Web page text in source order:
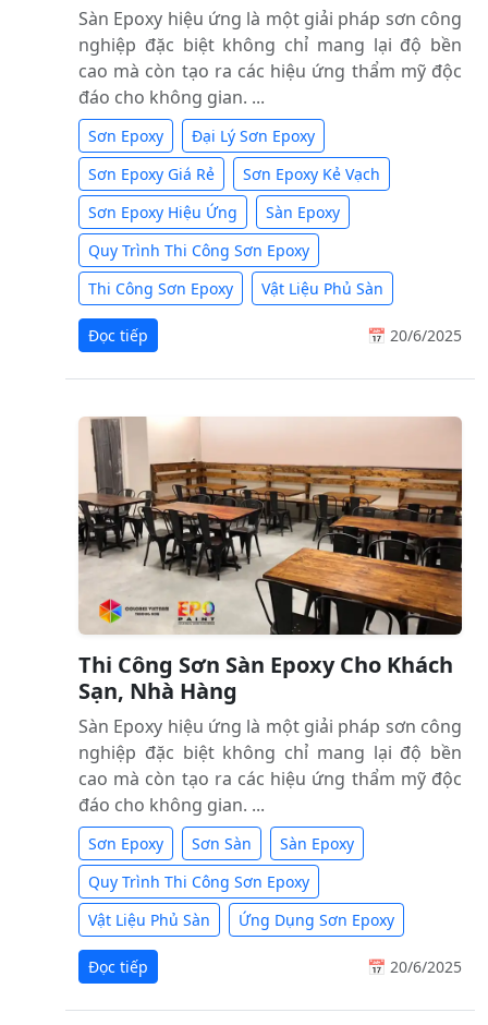
Sàn Epoxy hiệu ứng là một giải pháp sơn công
nghiệp đặc biệt không chỉ mang lại độ bền
cao mà còn tạo ra các hiệu ứng thẩm mỹ độc
đáo cho không gian. ...
Sơn Epoxy
Đại Lý Sơn Epoxy
Sơn Epoxy Giá Rẻ
Sơn Epoxy Kẻ Vạch
Sơn Epoxy Hiệu Ứng
Sàn Epoxy
Quy Trình Thi Công Sơn Epoxy
Thi Công Sơn Epoxy
Vật Liệu Phủ Sàn
Đọc tiếp 📅 20/6/2025
Thi Công Sơn Sàn Epoxy Cho Khách
Sạn, Nhà Hàng
Sàn Epoxy hiệu ứng là một giải pháp sơn công
nghiệp đặc biệt không chỉ mang lại độ bền
cao mà còn tạo ra các hiệu ứng thẩm mỹ độc
đáo cho không gian. ...
Sơn Epoxy Sơn Sàn
Sàn Epoxy
Quy Trình Thi Công Sơn Epoxy
Vật Liệu Phủ Sàn
Ứng Dụng Sơn Epoxy
Đọc tiếp 📅 20/6/2025